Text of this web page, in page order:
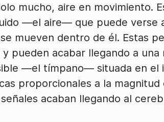
mucho, aire en movimiento.
—el aire— que puede verse
mueven dentro de él. Estas
pueden acabar llegando a una
—el tímpano— situada en el
proporcionales a la magnitud
acaban llegando al